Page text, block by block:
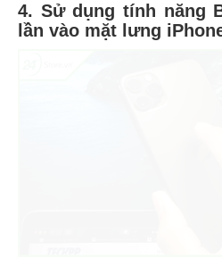
4. Sử dụng tính năng
lần vào mặt lưng